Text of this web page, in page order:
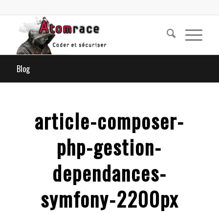
Blog
article-composer-
php-gestion-
dependances-
symfony-2200px